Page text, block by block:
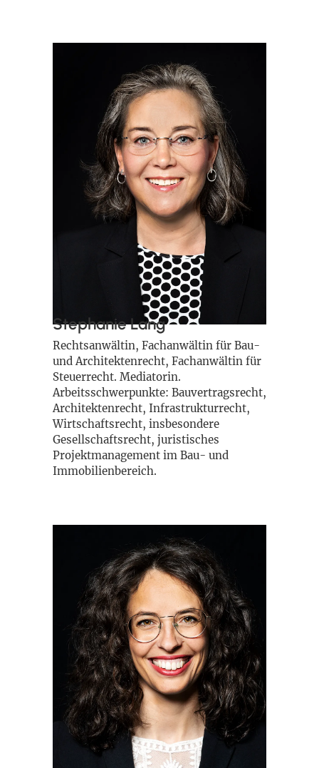
Stephanie Lang
Rechtsanwältin, Fachanwältin für Bau-
und Architektenrecht, Fachanwältin für
Steuerrecht. Mediatorin.
Arbeitsschwerpunkte: Bauvertragsrecht,
Architektenrecht, Infrastrukturrecht,
Wirtschaftsrecht, insbesondere
Gesellschaftsrecht, juristisches
Projektmanagement im Bau- und
Immobilienbereich.